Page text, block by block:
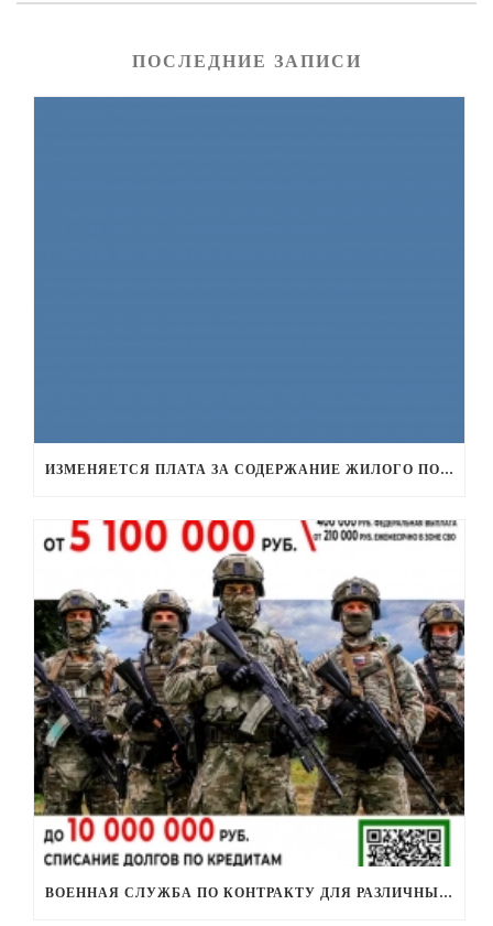
ПОСЛЕДНИЕ ЗАПИСИ
ИЗМЕНЯЕТСЯ ПЛАТА ЗА СОДЕРЖАНИЕ ЖИЛОГО ПОМЕЩЕНИЯ С 01.09.26 Г.
ВОЕННАЯ СЛУЖБА ПО КОНТРАКТУ ДЛЯ РАЗЛИЧНЫХ КАТЕГОРИЙ ЛИЦ